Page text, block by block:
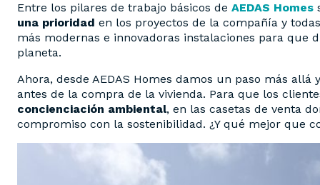
Entre los pilares de trabajo básicos de AEDAS Homes
una prioridad en los proyectos de la compañía y
más modernas e innovadoras instalaciones para
planeta.
Ahora, desde AEDAS Homes damos un paso más
antes de la compra de la vivienda. Para que los
concienciación ambiental, en las casetas de venta
compromiso con la sostenibilidad. ¿Y qué mejor que